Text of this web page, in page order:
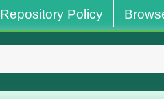
Repository Policy